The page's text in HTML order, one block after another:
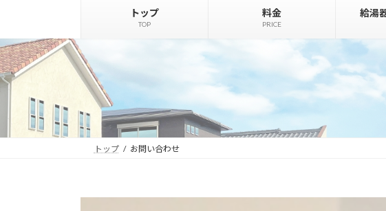
ッ
プ
移
動
トップ
TOP
料金
PRICE
給湯
トップ お問い合わせ